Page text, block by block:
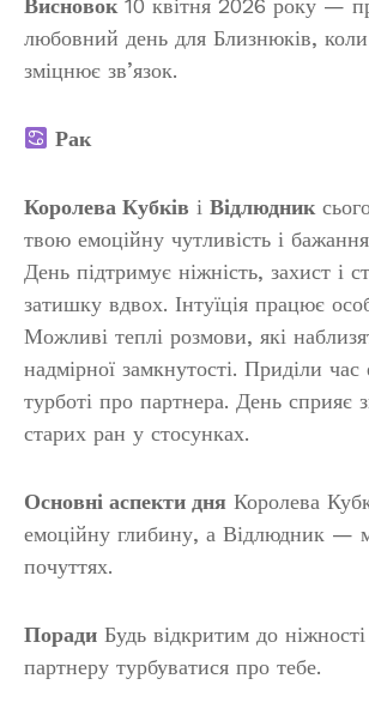
Висновок 10 квітня 2026 року —
любовний день для Близнюків, коли
зміцнює зв’язок.
Рак
Королева Кубків і Відлюдник
твою емоційну чутливість і бажання
День підтримує ніжність, захист і
затишку вдвох. Інтуїція працює
Можливі теплі розмови, які
надмірної замкнутості. Приділи час
турботі про партнера. День сприяє
старих ран у стосунках.
Основні аспекти дня Королева
емоційну глибину, а Відлюдник —
почуттях.
Поради Будь відкритим до
партнеру турбуватися про тебе.